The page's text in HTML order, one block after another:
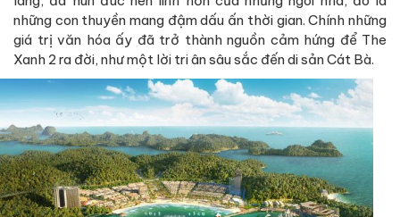
những con thuyền mang đậm dấu ấn thời gian. Chính những
giá trị văn hóa ấy đã trở thành nguồn cảm hứng để The
Xanh 2 ra đời, như một lời tri ân sâu sắc đến di sản Cát Bà.